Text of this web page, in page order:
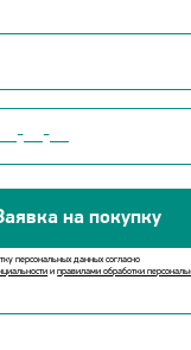
на покупку
персональных данных согласно
иправилами обработки